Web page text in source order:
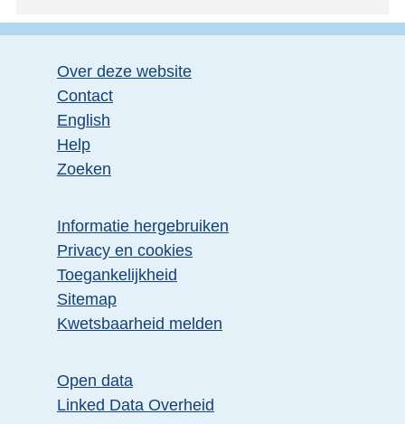
Over deze website
Contact
English
Help
Zoeken
Informatie hergebruiken
Privacy en cookies
Toegankelijkheid
Sitemap
Kwetsbaarheid melden
Open data
Linked Data Overheid